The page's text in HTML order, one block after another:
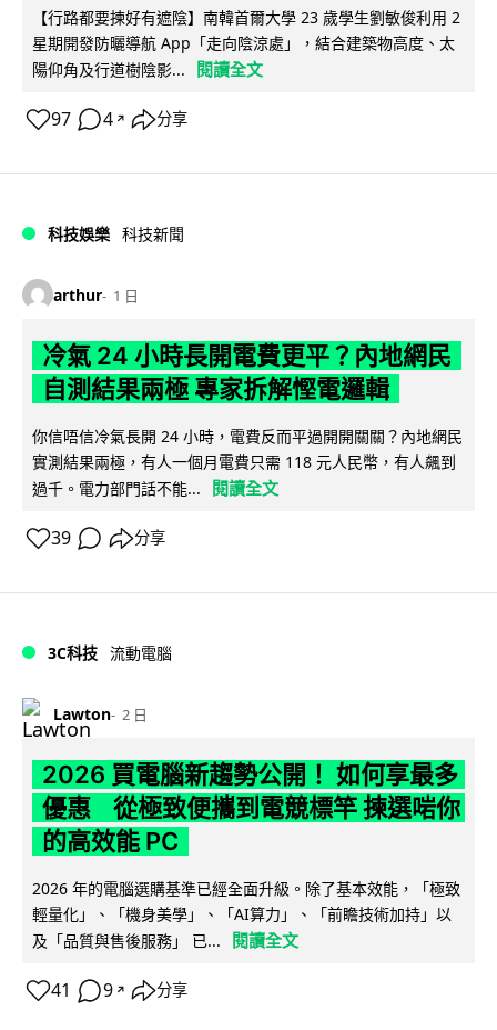
【行路都要揀好有遮陰】南韓首爾大學 23 歲學生劉敏俊利用 2
星期開發防曬導航 App「走向陰涼處」，結合建築物高度、太
陽仰角及行道樹陰影...
閱讀全文
97 4 ↗ 分享
科技娛樂 科技新聞
arthur 1 日
冷氣 24 小時長開電費更平？內地網民
自測結果兩極 專家拆解慳電邏輯
你信唔信冷氣長開 24 小時，電費反而平過開開關關？內地網民
實測結果兩極，有人一個月電費只需 118 元人民幣，有人飆到
過千。電力部門話不能...
閱讀全文
39 分享
3C科技 流動電腦
Lawton 2 日
2026 買電腦新趨勢公開！ 如何享最多
優惠 從極致便攜到電競標竿 揀選啱你
的高效能 PC
2026 年的電腦選購基準已經全面升級。除了基本效能，「極致
輕量化」、「機身美學」、「AI算力」、「前瞻技術加持」以
及「品質與售後服務」 已...
閱讀全文
41 9 ↗ 分享